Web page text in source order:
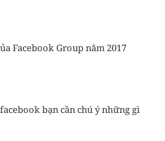
Facebook Group năm 2017
bạn cần chú ý những gì